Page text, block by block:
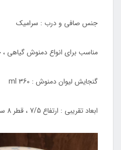
جنس صافی و درب : سرامیک
مناسب برای انواع دمنوش گیاهی
گنجایش لیوان دمنوش : 360 ml
ابعاد تقریبی : ارتفاع 7/5 ، قطر 8 سانتی متر